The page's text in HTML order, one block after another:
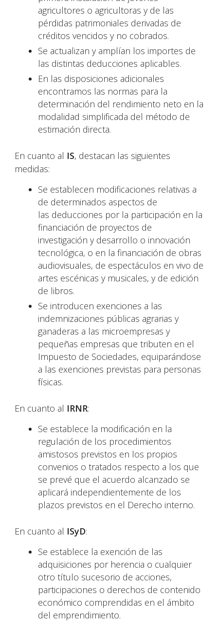
agricultores o agricultoras y de las
pérdidas patrimoniales derivadas de
créditos vencidos y no cobrados.
Se actualizan y amplían los importes de
las distintas deducciones aplicables.
En las disposiciones adicionales
encontramos las normas para la
determinación del rendimiento neto en la
modalidad simplificada del método de
estimación directa.
En cuanto al IS, destacan las siguientes
medidas:
Se establecen modificaciones relativas a
de determinados aspectos de
las deducciones por la participación en la
financiación de proyectos de
investigación y desarrollo o innovación
tecnológica, o en la financiación de obras
audiovisuales, de espectáculos en vivo de
artes escénicas y musicales, y de edición
de libros.
Se introducen exenciones a las
indemnizaciones públicas agrarias y
ganaderas a las microempresas y
pequeñas empresas que tributen en el
Impuesto de Sociedades, equiparándose
a las exenciones previstas para personas
físicas.
En cuanto al IRNR:
Se establece la modificación en la
regulación de los procedimientos
amistosos previstos en los propios
convenios o tratados respecto a los que
se prevé que el acuerdo alcanzado se
aplicará independientemente de los
plazos previstos en el Derecho interno.
En cuanto al ISyD:
Se establece la exención de las
adquisiciones por herencia o cualquier
otro título sucesorio de acciones,
participaciones o derechos de contenido
económico comprendidas en el ámbito
del emprendimiento.